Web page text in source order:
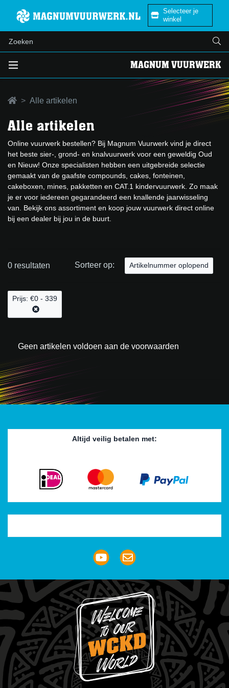
Selecteer je
winkel
MAGNUM VUURWERK
Alle artikelen
Alle artikelen
Online vuurwerk bestellen? Bij Magnum Vuurwerk vind je direct
het beste sier-, grond- en knalvuurwerk voor een geweldig Oud
en Nieuw! Onze specialisten hebben een uitgebreide selectie
gemaakt van de gaafste compounds, cakes, fonteinen,
cakeboxen, mines, pakketten en CAT.1 kindervuurwerk. Zo maak
je er voor iedereen gegarandeerd een knallende jaarwisseling
van. Bekijk ons assortiment en koop jouw vuurwerk direct online
bij een dealer bij jou in de buurt.
0 resultaten Sorteer op: Artikelnummer oplopend
Prijs: €0 - 339
Geen artikelen voldoen aan de voorwaarden
Altijd veilig betalen met: